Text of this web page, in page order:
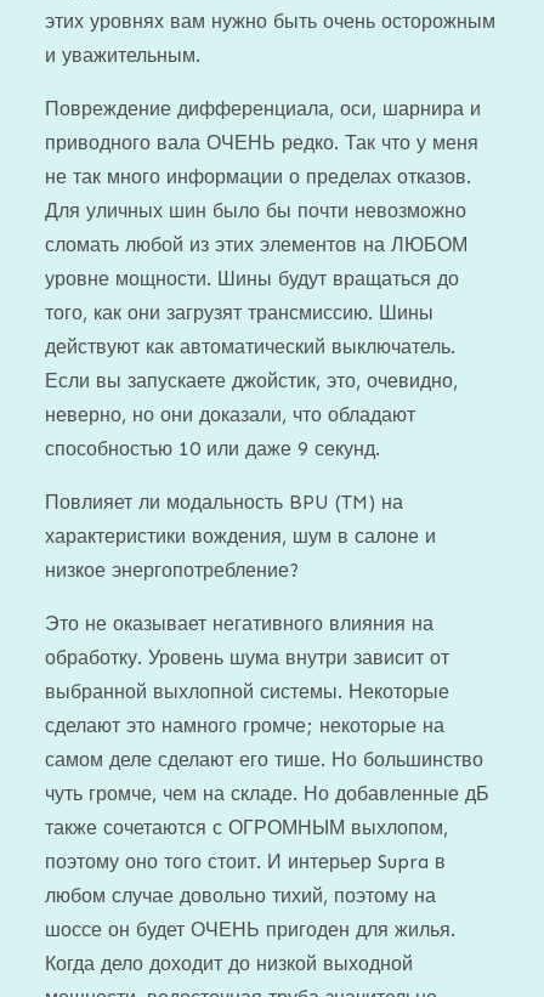
этих уровнях вам нужно быть очень осторожным
и уважительным.
Повреждение дифференциала, оси, шарнира и
приводного вала ОЧЕНЬ редко. Так что у меня
не так много информации о пределах отказов.
Для уличных шин было бы почти невозможно
сломать любой из этих элементов на ЛЮБОМ
уровне мощности. Шины будут вращаться до
того, как они загрузят трансмиссию. Шины
действуют как автоматический выключатель.
Если вы запускаете джойстик, это, очевидно,
неверно, но они доказали, что обладают
способностью 10 или даже 9 секунд.
Повлияет ли модальность BPU (TM) на
характеристики вождения, шум в салоне и
низкое энергопотребление?
Это не оказывает негативного влияния на
обработку. Уровень шума внутри зависит от
выбранной выхлопной системы. Некоторые
сделают это намного громче; некоторые на
самом деле сделают его тише. Но большинство
чуть громче, чем на складе. Но добавленные дБ
также сочетаются с ОГРОМНЫМ выхлопом,
поэтому оно того стоит. И интерьер Supra в
любом случае довольно тихий, поэтому на
шоссе он будет ОЧЕНЬ пригоден для жилья.
Когда дело доходит до низкой выходной